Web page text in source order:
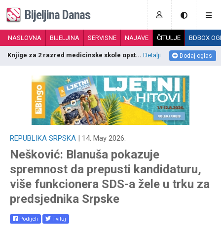
Bijeljina Danas
NASLOVNA BIJELJINA SERVISNE NAJAVE ČITULJE BDBOX
Dodaj oglas
Stan na extra lokaciji/centar+ parking m... Detalji
REPUBLIKA SRPSKA | 14. May 2026.
Nešković: Blanuša pokazuje
spremnost da prepusti kandidaturu,
više funkcionera SDS-a žele u trku za
predsjednika Srpske
Podijeli Tvituj